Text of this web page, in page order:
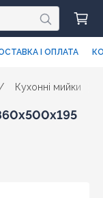
І ОПЛАТА
/ Кухонні мийки